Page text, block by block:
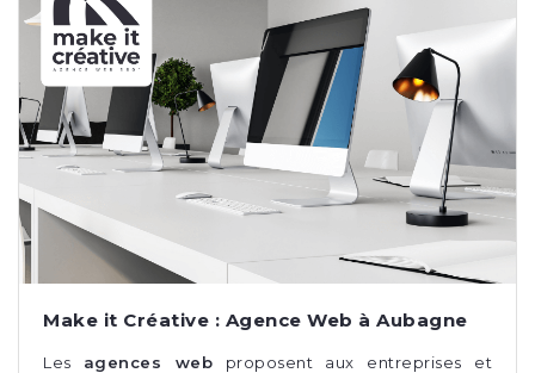
Make it Créative : Agence Web à Aubagne
Les agences web proposent aux entreprises et